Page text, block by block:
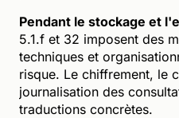
Pendant le stockage et
5.1.f et 32 imposent des
techniques et
risque. Le chiffrement, le
journalisation des
traductions concrètes.